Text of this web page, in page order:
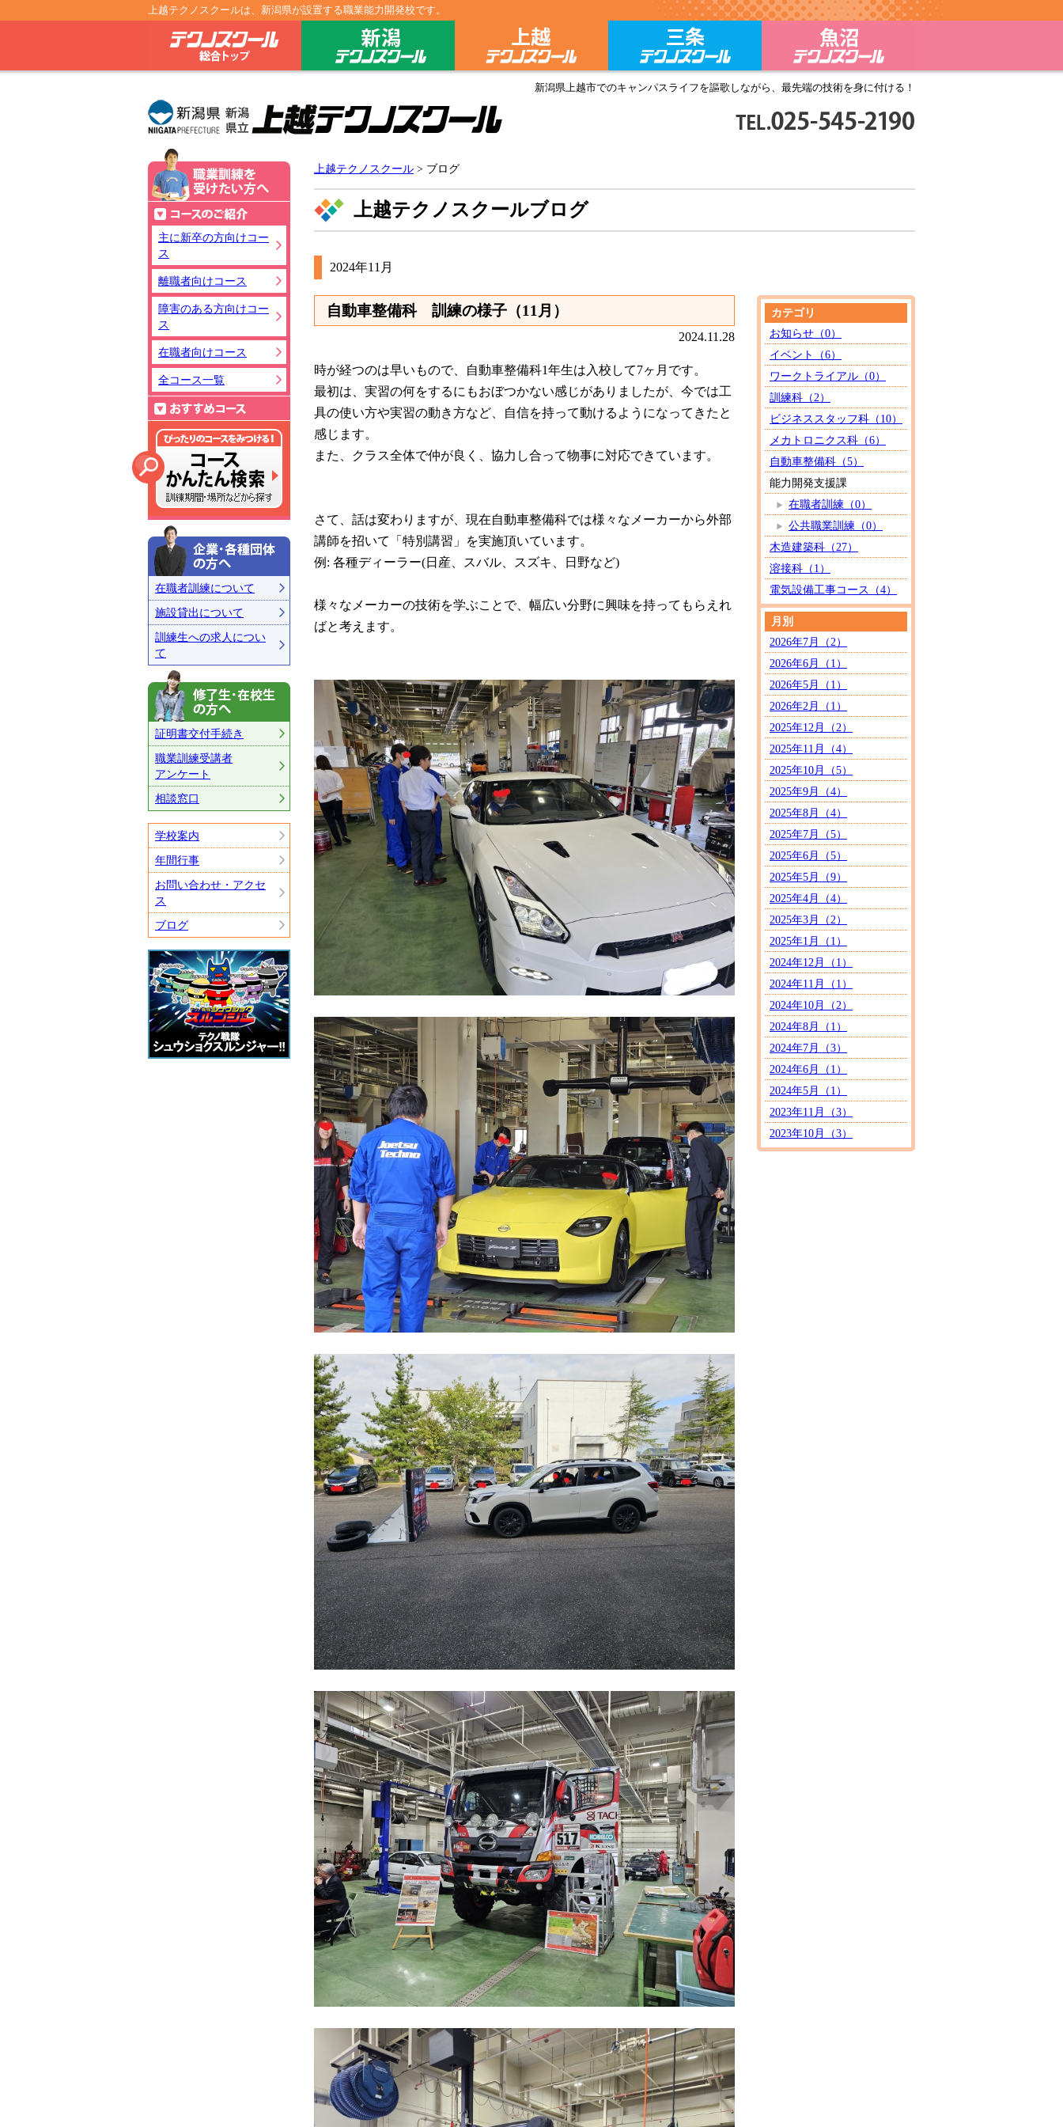
上越テクノスクールは、新潟県が設置する職業能力開発校です。
テクノスクール総合トップ 新潟テクノスクール 上越テクノスクール 三条テクノスクール
新潟県上越市でのキャンパスライフを謳歌しながら、最先端の技術を身に付ける！
上越テクノスクール > ブログ
上越テクノスクールブログ
2024年11月
カテゴリ
お知らせ（0）
イベント（6）
ワークトライアル（0）
訓練科（2）
ビジネススタッフ科（10）
メカトロニクス科（6）
自動車整備科（5）
能力開発支援課
在職者訓練（0）
公共職業訓練（0）
木造建築科（27）
溶接科（1）
電気設備工事コース（4）
月別
2026年7月（2）
2026年6月（1）
2026年5月（1）
2026年2月（1）
2025年12月（2）
2025年11月（4）
2025年10月（5）
2025年9月（4）
2025年8月（4）
2025年7月（5）
2025年6月（5）
2025年5月（9）
2025年4月（4）
2025年3月（2）
2025年1月（1）
2024年12月（1）
2024年11月（1）
2024年10月（2）
2024年8月（1）
2024年7月（3）
2024年6月（1）
2024年5月（1）
2023年11月（3）
2023年10月（3）
自動車整備科 訓練の様子（11月）
2024.11.28
時が経つのは早いもので、自動車整備科1年生は入校して7ヶ月です。
最初は、実習の何をするにもおぼつかない感じがありましたが、今では工
具の使い方や実習の動き方など、自信を持って動けるようになってきたと
感じます。
また、クラス全体で仲が良く、協力し合って物事に対応できています。
さて、話は変わりますが、現在自動車整備科では様々なメーカーから外部
講師を招いて「特別講習」を実施頂いています。
例: 各種ディーラー(日産、スバル、スズキ、日野など)
様々なメーカーの技術を学ぶことで、幅広い分野に興味を持ってもらえれ
ばと考えます。
職業訓練を受けたい方へ
コースのご紹介
主に新卒の方向けコー
ス
離職者向けコース
障害のある方向けコー
ス
在職者向けコース
全コース一覧
おすすめコース
企業・各種団体の方へ
在職者訓練について
施設貸出について
訓練生への求人につい
て
修了生・在校生の方へ
証明書交付手続き
職業訓練受講者
アンケート
相談窓口
学校案内
年間行事
お問い合わせ・アクセ
ス
ブログ